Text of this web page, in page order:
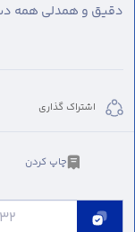
دقیق و همدلی همه
اشتراک گذاری
چاپ کردن